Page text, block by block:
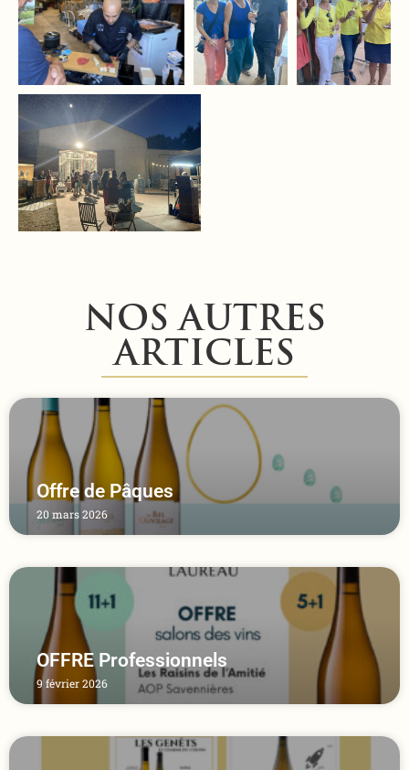
NOS AUTRES
ARTICLES
Offre de Pâques
20 mars 2026
OFFRE Professionnels
9 février 2026